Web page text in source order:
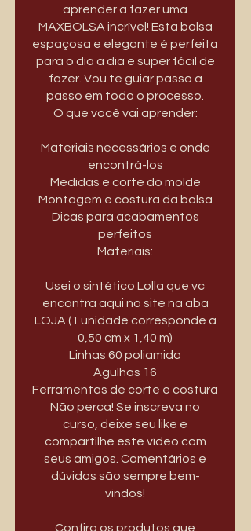
aprender a fazer uma
MAXBOLSA incrível! Esta bolsa
espaçosa e elegante é perfeita
para o dia a dia e super fácil de
fazer. Vou te guiar passo a
passo em todo o processo.
O que você vai aprender:
Materiais necessários e onde
encontrá-los
Medidas e corte do molde
Montagem e costura da bolsa
Dicas para acabamentos
perfeitos
Materiais:
Usei o sintético Lolla que vc
encontra aqui no site na aba
LOJA (1 unidade corresponde a
0,50 cm x 1,40 m)
Linhas 60 poliamida
Agulhas 16
Ferramentas de corte e costura
Não perca! Se inscreva no
curso, deixe seu like e
compartilhe este vídeo com
seus amigos. Comentários e
dúvidas são sempre bem-
vindos!
Confira os produtos que